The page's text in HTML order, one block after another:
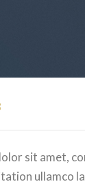
sit amet,
ullamco